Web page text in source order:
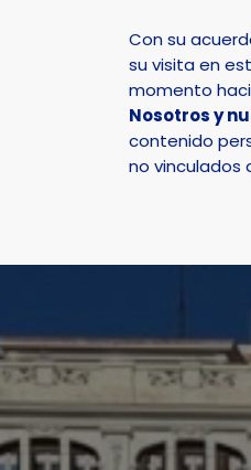
Con su
su visita en
momento
Nosotros y
contenido
no vinculados
Actualidad